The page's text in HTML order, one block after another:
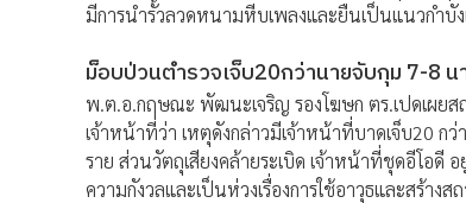
มีการนำรั้วลวดหนามหีบเพลงและยืนเป็นแนวกำบั
ม็อบป่วนตำรวจเจ็บ20กว่านายจับกุม 7-8 น
พ.ต.อ.กฤษณะ พัฒนะเจริญ รองโฆษก ตร.เปดเผย
เจ้าหน้าที่ว่า เหตุดังกล่าวมีเจ้าหน้าที่บาดเจ็บ20
ราย ส่วนวัตถุเสียงคล้ายระเบิด เจ้าหน้าที่ชุดอีโอดี
ความกังวลและเป็นห่วงเรื่องการใช้อาวุธและสร้า